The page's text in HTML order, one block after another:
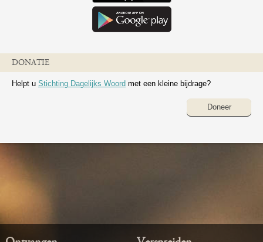
DONATIE
Helpt u Stichting Dagelijks Woord met een kleine bijdrage?
Doneer